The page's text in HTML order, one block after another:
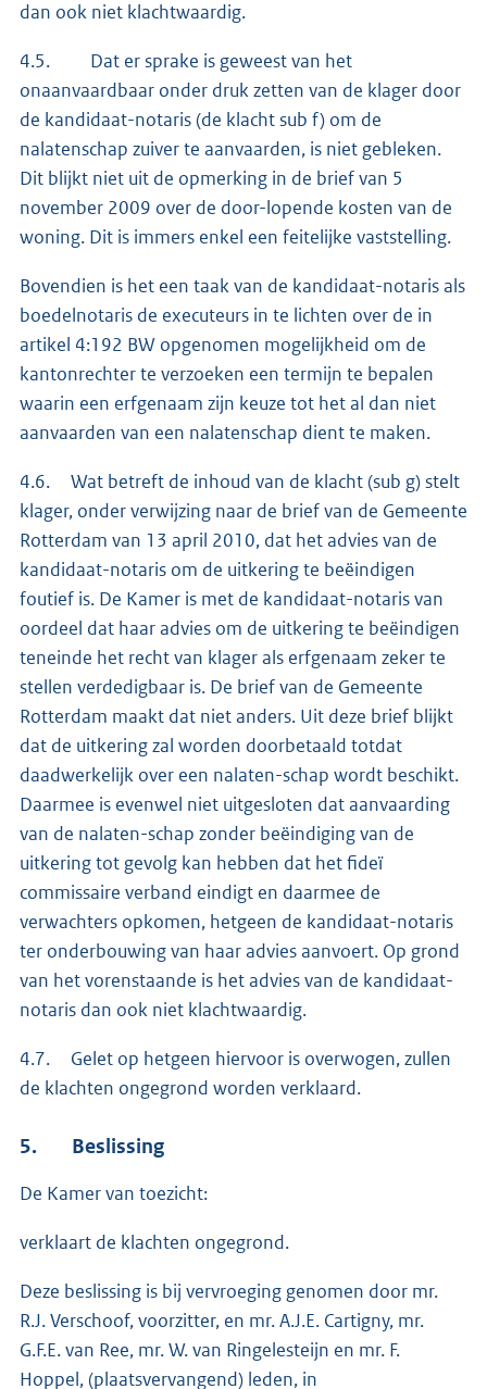
dan ook niet klachtwaardig.
4.5. Dat er sprake is geweest van het
onaanvaardbaar onder druk zetten van de klager door
de kandidaat-notaris (de klacht sub f) om de
nalatenschap zuiver te aanvaarden, is niet gebleken.
Dit blijkt niet uit de opmerking in de brief van 5
november 2009 over de door-lopende kosten van de
woning. Dit is immers enkel een feitelijke vaststelling.
Bovendien is het een taak van de kandidaat-notaris als
boedelnotaris de executeurs in te lichten over de in
artikel 4:192 BW opgenomen mogelijkheid om de
kantonrechter te verzoeken een termijn te bepalen
waarin een erfgenaam zijn keuze tot het al dan niet
aanvaarden van een nalatenschap dient te maken.
4.6. Wat betreft de inhoud van de klacht (sub g) stelt
klager, onder verwijzing naar de brief van de Gemeente
Rotterdam van 13 april 2010, dat het advies van de
kandidaat-notaris om de uitkering te beëindigen
foutief is. De Kamer is met de kandidaat-notaris van
oordeel dat haar advies om de uitkering te beëindigen
teneinde het recht van klager als erfgenaam zeker te
stellen verdedigbaar is. De brief van de Gemeente
Rotterdam maakt dat niet anders. Uit deze brief blijkt
dat de uitkering zal worden doorbetaald totdat
daadwerkelijk over een nalaten-schap wordt beschikt.
Daarmee is evenwel niet uitgesloten dat aanvaarding
van de nalaten-schap zonder beëindiging van de
uitkering tot gevolg kan hebben dat het fideï
commissaire verband eindigt en daarmee de
verwachters opkomen, hetgeen de kandidaat-notaris
ter onderbouwing van haar advies aanvoert. Op grond
van het vorenstaande is het advies van de kandidaat-
notaris dan ook niet klachtwaardig.
4.7. Gelet op hetgeen hiervoor is overwogen, zullen
de klachten ongegrond worden verklaard.
5. Beslissing
De Kamer van toezicht:
verklaart de klachten ongegrond.
Deze beslissing is bij vervroeging genomen door mr.
R.J. Verschoof, voorzitter, en mr. A.J.E. Cartigny, mr.
G.F.E. van Ree, mr. W. van Ringelesteijn en mr. F.
Hoppel, (plaatsvervangend) leden, in